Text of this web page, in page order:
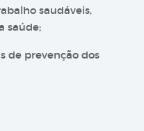
saudáveis,
saúde;
de prevenção dos